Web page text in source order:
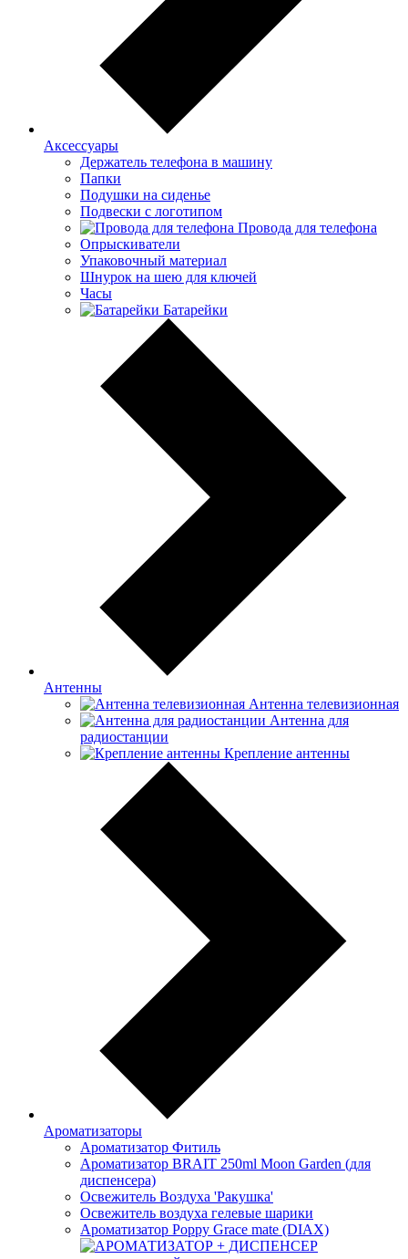
Аксессуары
Держатель телефона в машину
Папки
Подушки на сиденье
Подвески с логотипом
Провода для телефона
Опрыскиватели
Упаковочный материал
Шнурок на шею для ключей
Часы
Батарейки
Антенны
Антенна телевизионная
Антенна для
радиостанции
Крепление антенны
Ароматизаторы
Ароматизатор Фитиль
Ароматизатор BRAIT 250ml Moon Garden (для
диспенсера)
Освежитель Воздуха 'Ракушка'
Освежитель воздуха гелевые шарики
Ароматизатор Poppy Grace mate (DIAX)